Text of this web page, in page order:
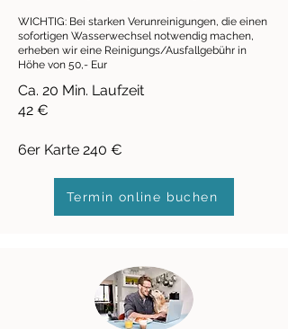
WICHTIG: Bei starken Verunreinigungen, die einen
sofortigen Wasserwechsel notwendig machen,
erheben wir eine Reinigungs/Ausfallgebühr in
Höhe von 50,- Eur
Ca. 20 Min. Laufzeit
42 €
6er Karte 240 €
Termin online buchen